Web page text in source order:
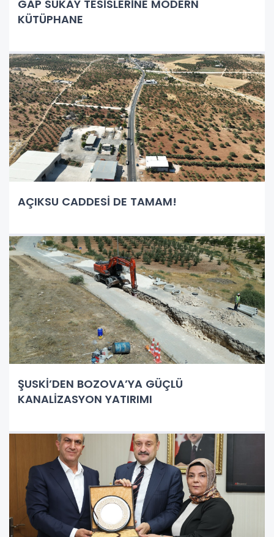
GAP SUKAY TESİSLERİNE MODERN
KÜTÜPHANE
AÇIKSU CADDESİ DE TAMAM!
ŞUSKİ’DEN BOZOVA’YA GÜÇLÜ
KANALİZASYON YATIRIMI